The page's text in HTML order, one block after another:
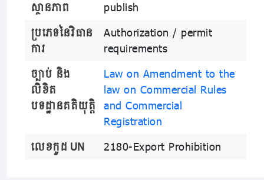
ស្ថានភាព
publish
ប្រភេទនៃវិធាន
ការ
Authorization / permit
requirements
ច្បាប់ និង
លិខិត
បទដ្ឋានគតិយុត្តិ
Law on Amendment to the
law on Commercial Rules
and Commercial
Registration
លេខកូដ UN
2180-Export Prohibition